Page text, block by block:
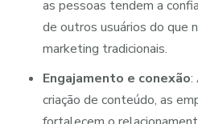
as pessoas tendem a
de outros usuários do que
marketing tradicionais.
Engajamento e conexão:
criação de conteúdo, as